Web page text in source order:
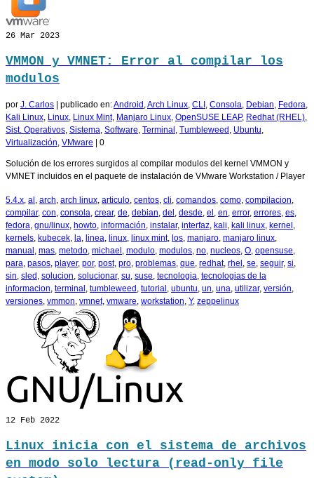
26 Mar 2023
VMMON y VMNET: Error al compilar los
modulos
por J. Carlos publicado en:Android ,Arch Linux, CLI , Consola, Debian, Fedora,
Kali Linux, Linux, Linux Mint, Manjaro Linux, OpenSUSE LEAP, Redhat (RHEL),
Sist. Operativos, Sistema, Software, Terminal , Tumbleweed , Ubuntu,
Virtualización, VMware 0
Solución de los errores surgidos al compilar modulos del kernel VMMON y
VMNET incluidos en el paquete de instalación de VMware Workstation / Player
5.4.x, al , arch, arch linux, articulo, centos, cli, comandos, como, compilacion,
compilar, con, consola, crear, de, debian, del , desde, el , en, error, errores, es,
fedora, gnu/linux, howto, información, instalar, interfaz, kali, kali linux, kernel ,
kernels, kubecek, la, linea, linux, linux mint, los, manjaro, manjaro linux,
manual , mas, metodo, michael , modulo, modulos, no, nucleos, O, opensuse,
para, pasos, player, por, post, pro, problemas, que, redhat, rhel , se, seguir, si,
sin, sled , solucion, solucionar, su, suse, tecnologia, tecnologias de la
informacion, terminal , tumbleweed , tutorial , ubuntu, un, una, utilizar, versión,
versiones, vmmon, vmnet, vmware, workstation, Y, zeppelinux
12 Feb 2022
Linux inicia con el sistema de archivos
en modo solo lectura (read-only file